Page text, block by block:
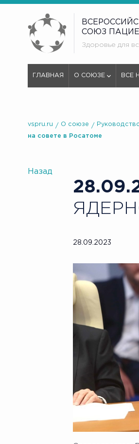
СОЮЗ
Здоровье для
ГЛАВНАЯ О СОЮЗЕ ВСЕ
vspru.ru О союзе
на совете в Росатоме
Назад
28.09.2023